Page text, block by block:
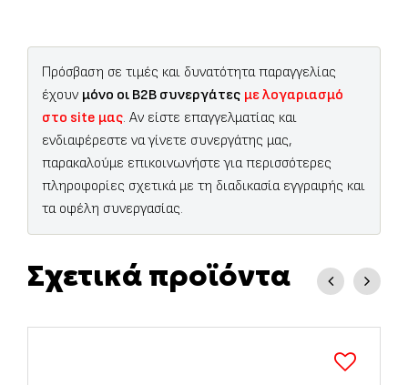
Πρόσβαση σε τιμές και δυνατότητα παραγγελίας
έχουν μόνο οι B2B συνεργάτες με λογαριασμό
στο site μας. Αν είστε επαγγελματίας και
ενδιαφέρεστε να γίνετε συνεργάτης μας,
παρακαλούμε επικοινωνήστε για περισσότερες
πληροφορίες σχετικά με τη διαδικασία εγγραφής και
τα οφέλη συνεργασίας.
Σχετικά προϊόντα